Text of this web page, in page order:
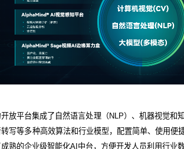
放平台集成了自然语言处理（NLP）、机器视觉
写等多种高效算法和行业模型，配置简单、使用
熟的企业级智能化AI中台，方便开发人员利用行业